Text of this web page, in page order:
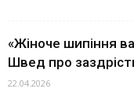
«Жіноче шипіння
Швед про
22.04.2026